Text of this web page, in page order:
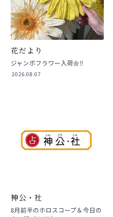
花だより
ジャンボフラワー入荷🌼‼️
2026.08.07
神公・社
8月前半のホロスコープ＆今日の